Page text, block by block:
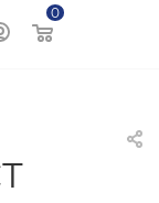
0